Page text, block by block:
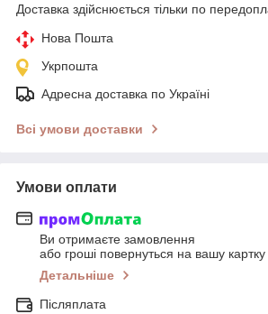
Доставка здійснюється тільки по
Нова Пошта
Укрпошта
Адресна доставка по Україні
Всі умови доставки
Умови оплати
Ви отримаєте замовлення
або гроші повернуться на вашу картку
Детальніше
Післяплата